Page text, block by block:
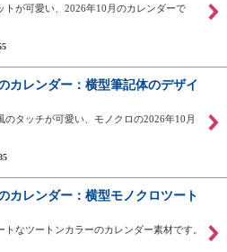
トが可愛い、2026年10月のカレンダーで
カレンダー：横型筆記体のデザイ
のタッチが可愛い、モノクロの2026年10月
カレンダー：横型モノクロツート
なツートンカラーのカレンダー素材です。